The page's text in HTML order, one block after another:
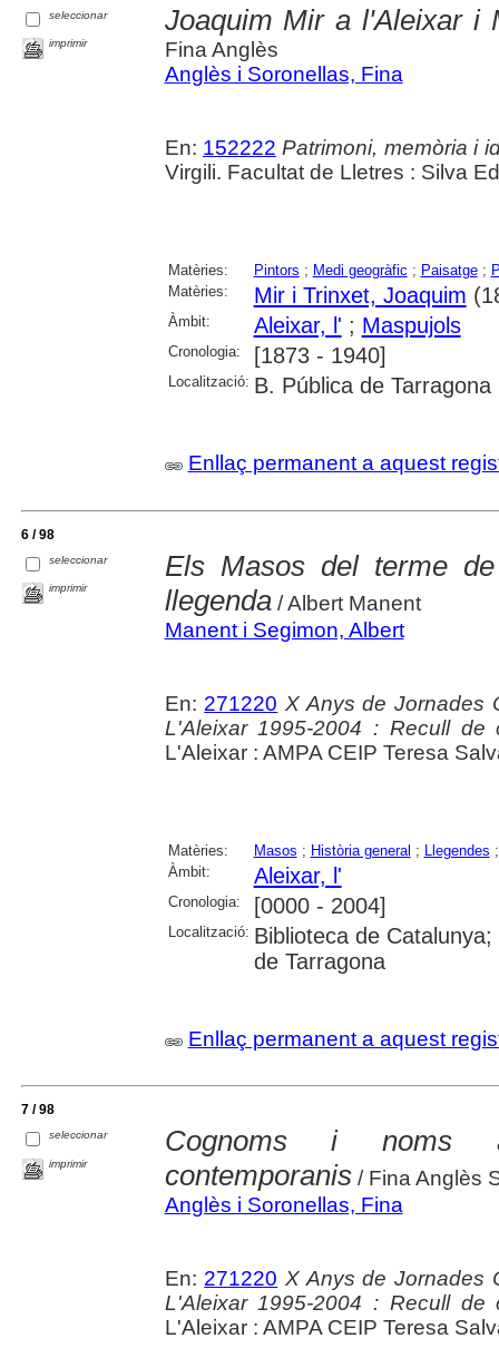
seleccionar
imprimir
Joaquim Mir a l'Aleixar i
Fina Anglès
Anglès i Soronellas, Fina
En: 152222 Patrimoni, memòria i
Virgili. Facultat de Lletres : Silva
Matèries: Pintors ; Medi geogràfic ; Paisatge;
Matèries:
Mir i Trinxet, Joaquim
Àmbit: Aleixar, l' ; Maspujols
Cronologia: [1873 - 1940]
Localització: B. Pública de Tarragona
Enllaç permanent a aquest
6 / 98
seleccionar
imprimir
Els Masos del terme
llegenda/ Albert Manent
Manent i Segimon, Albert
En: 271220 X Anys de Jornades
L'Aleixar 1995-2004 : Recull de
L'Aleixar : AMPA CEIP Teresa
Matèries: Masos ; Història general ; Llegendes
Àmbit:
Aleixar, l'
Cronologia: [0000 - 2004]
Localització: Biblioteca de
de Tarragona
Enllaç permanent a aquest
7 / 98
seleccionar
imprimir
Cognoms i noms
contemporanis/ Fina Anglès
Anglès i Soronellas, Fina
En: 271220 X Anys de Jornades
L'Aleixar 1995-2004 : Recull de
L'Aleixar : AMPA CEIP Teresa